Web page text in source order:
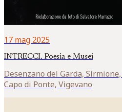
17 mag 2025
INTRECCI. Poesia e Musei
Desenzano del Garda,
Capo di Ponte, Vigevano